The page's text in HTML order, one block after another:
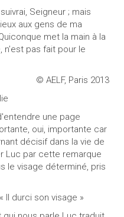
Seigneur ; mais
aux gens de ma
met la main à la
pas fait pour le
© AELF, Paris 2013
une page
oui, importante car
décisif dans la vie de
Luc par cette remarque
le visage déterminé, pris
Il durci son visage »